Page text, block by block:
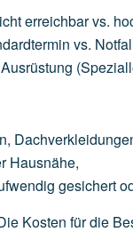
erreichbarvs.
vs.
Hausnähe,
gesichert
Kosten für die